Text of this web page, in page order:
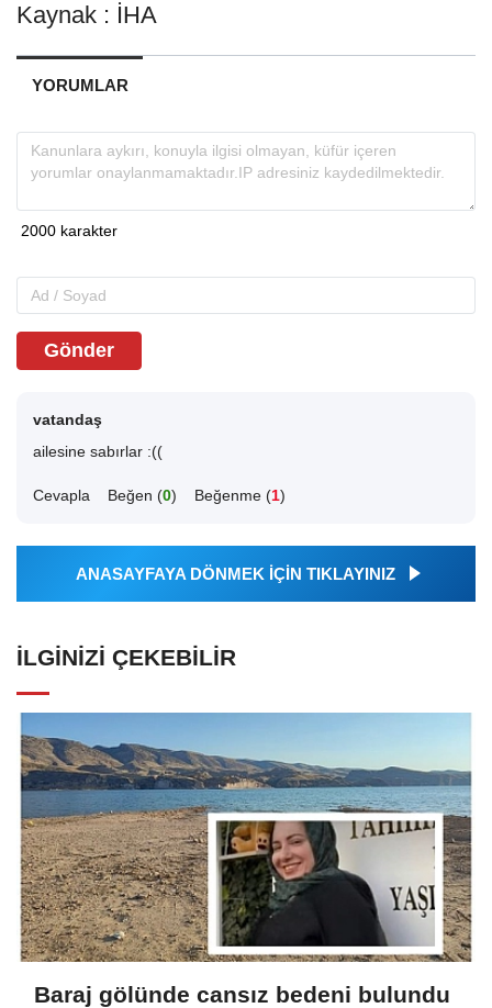
Kaynak : İHA
YORUMLAR
Gönder
vatandaş
ailesine sabırlar :((
Cevapla Beğen (0) Beğenme (1)
ANASAYFAYA DÖNMEK İÇİN TIKLAYINIZ
İLGINIZI ÇEKEBILIR
Baraj gölünde cansız bedeni bulundu